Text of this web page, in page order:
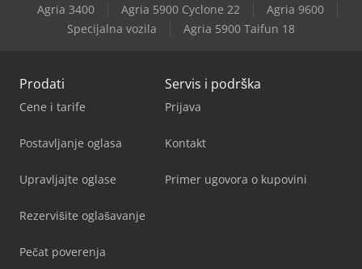
Agria 3400
Agria 5900 Cyclone 22
Agria 9600
Specijalna vozila
Agria 5900 Taifun 18
Prodati
Cene i tarife
Postavljanje oglasa
Upravljajte oglase
Rezervišite oglašavanje
Pečat poverenja
Servis i podrška
Prijava
Kontakt
Primer ugovora o kupovini